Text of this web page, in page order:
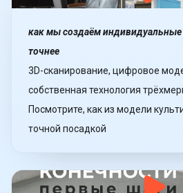
как мы создаём
точнее
3D-сканирование, цифровое
собственная технология
Посмотрите, как из модели
точной посадкой